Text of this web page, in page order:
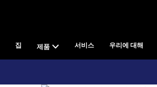
집 제품 서비스 우리에 대해